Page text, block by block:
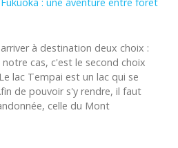
à destination deux choix :
cas, c'est le second choix
lac Tempai est un lac qui se
de pouvoir s'y rendre, il faut
celle du Mont